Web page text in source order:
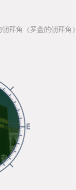
拜角（罗盘的朝拜